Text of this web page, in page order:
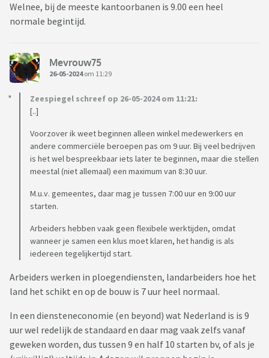
Welnee, bij de meeste kantoorbanen is 9.00 een heel
normale begintijd.
Mevrouw75
26-05-2024om 11:29
Zeespiegel schreef op 26-05-2024 om 11:21:
[..]
Voorzover ik weet beginnen alleen winkel medewerkers en
andere commerciële beroepen pas om 9 uur. Bij veel bedrijven
is het wel bespreekbaar iets later te beginnen, maar die stellen
meestal (niet allemaal) een maximum van 8:30 uur.
M.u.v. gemeentes, daar mag je tussen 7:00 uur en 9:00 uur
starten.
Arbeiders hebben vaak geen flexibele werktijden, omdat
wanneer je samen een klus moet klaren, het handig is als
iedereen tegelijkertijd start.
Arbeiders werken in ploegendiensten, landarbeiders hoe het
land het schikt en op de bouw is 7 uur heel normaal.
In een diensteneconomie (en beyond) wat Nederland is is 9
uur wel redelijk de standaard en daar mag vaak zelfs vanaf
geweken worden, dus tussen 9 en half 10 starten bv, of als je